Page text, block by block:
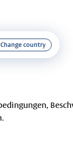
Change country